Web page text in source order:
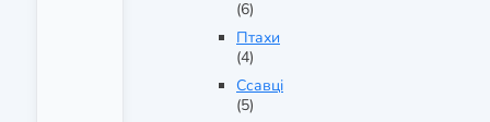
(6)
Птахи
(4)
Ссавці
(5)